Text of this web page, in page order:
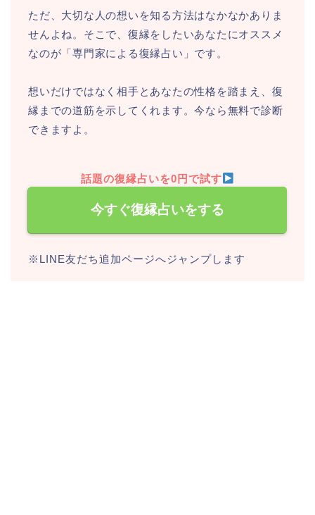
ただ、大切な人の想いを知る方法はなかなかありま
せんよね。そこで、復縁をしたいあなたにオススメ
なのが「専門家による復縁占い」です。
想いだけではなく相手とあなたの性格を踏まえ、復
縁までの道筋を示してくれます。今なら無料で診断
できますよ。
話題の復縁占いを0円で試す
今すぐ復縁占いをする
※LINE友だち追加ページへジャンプします